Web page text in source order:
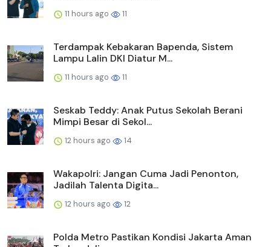
11 hours ago 11
Terdampak Kebakaran Bapenda, Sistem
Lampu Lalin DKI Diatur M...
11 hours ago 11
Seskab Teddy: Anak Putus Sekolah Berani
Mimpi Besar di Sekol...
12 hours ago 14
Wakapolri: Jangan Cuma Jadi Penonton,
Jadilah Talenta Digita...
12 hours ago 12
Polda Metro Pastikan Kondisi Jakarta Aman